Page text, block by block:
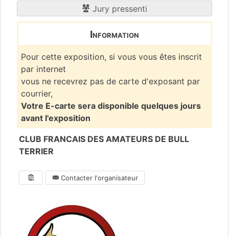
Jury pressenti
Information
Pour cette exposition, si vous vous êtes inscrit
par internet
vous ne recevrez pas de carte d'exposant par
courrier,
Votre E-carte sera disponible quelques jours
avant l'exposition
CLUB FRANCAIS DES AMATEURS DE BULL
TERRIER
Contacter l'organisateur